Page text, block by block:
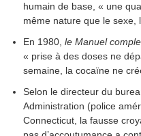
humain de base, « une
même nature que le sexe,
En 1980,le Manuel
« prise à des doses ne
semaine, la cocaïne ne
Selon le directeur du
Administration (police
Connecticut, la fausse